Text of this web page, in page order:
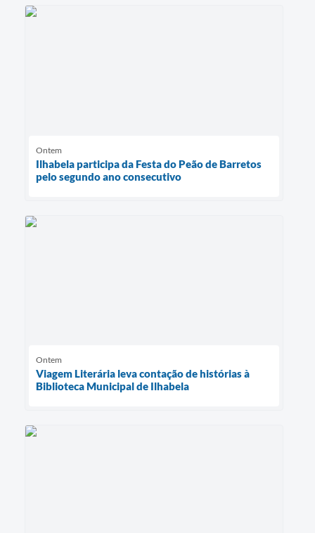
Ontem
Ilhabela participa da Festa do Peão de Barretos
pelo segundo ano consecutivo
Ontem
Viagem Literária leva contação de histórias à
Biblioteca Municipal de Ilhabela